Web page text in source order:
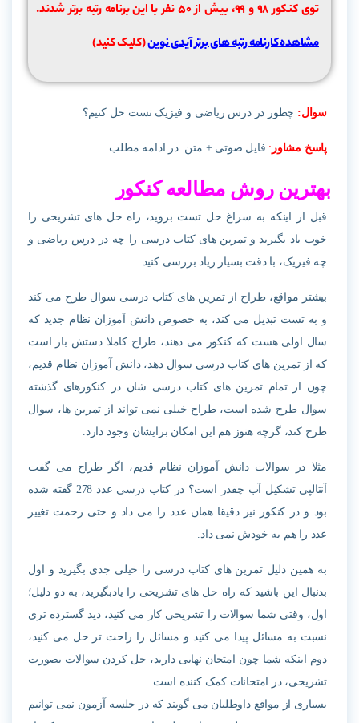
توی کنکور 98 و 99، بیش از ۵۰ نفر با این برنامه رتبه برتر شدند.
مشاهده کارنامه رتبه های برتر آیدی نوین(کلیک کنید)
سوال: چطور در درس ریاضی و فیزیک تست حل کنیم؟
پاسخ مشاور : فایل صوتی + متن در ادامه مطلب
بهترین روش مطالعه کنکور
قبل از اینکه به سراغ حل تست بروید، راه حل های تشریحی را
خوب یاد بگیرید و تمرین های کتاب درسی را چه در درس ریاضی و
چه فیزیک، با دقت بسیار زیاد بررسی کنید.
بیشتر مواقع، طراح از تمرین های کتاب درسی سوال طرح می کند
و به تست تبدیل می کند، به خصوص دانش آموزان نظام جدید که
سال اولی هست که کنکور می دهند، طراح کاملا دستش باز است
که از تمرین های کتاب درسی سوال دهد، دانش آموزان نظام قدیم،
چون از تمام تمرین های کتاب درسی شان در کنکورهای گذشته
سوال طرح شده است، طراح خیلی نمی تواند از تمرین ها، سوال
طرح کند، گرچه هنوز هم این امکان برایشان وجود دارد.
مثلا در سوالات دانش آموزان نظام قدیم، اگر طراح می گفت
آنتالپی تشکیل آب چقدر است؟ در کتاب درسی عدد 278 گفته شده
بود و در کنکور نیز دقیقا همان عدد را می داد و حتی زحمت تغییر
عدد را هم به خودش نمی داد.
به همین دلیل تمرین های کتاب درسی را خیلی جدی بگیرید و اول
بدنبال این باشید که راه حل های تشریحی را یادبگیرید، به دو دلیل؛
اول، وقتی شما سوالات را تشریحی کار می کنید، دید گسترده تری
نسبت به مسائل پیدا می کنید و مسائل را راحت تر حل می کنید،
دوم اینکه شما چون امتحان نهایی دارید، حل کردن سوالات بصورت
تشریحی، در امتحانات کمک کننده است.
بسیاری از مواقع داوطلبان می گویند که در جلسه آزمون نمی توانیم